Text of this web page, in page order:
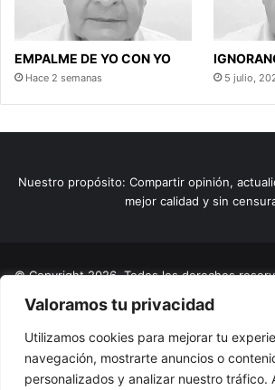
Valoramos tu privacidad
Utilizamos cookies para mejorar tu
navegación, mostrarte anuncios o
personalizados y analizar nuestro tráfico.
EMPALME DE YO CON YO
Hace 2 semanas 5 julio,
Nuestro propósito: Compartir opinión,
mejor calidad y sin
© Copyright 2026, Todos los derechos
SAS BICNit 901228106
Home
Actualidad Variedades Opinion
El Tinteadero
Caricaturas